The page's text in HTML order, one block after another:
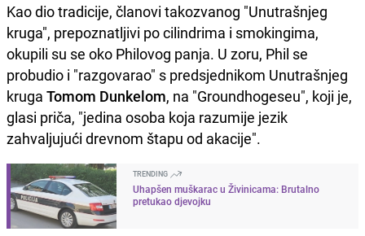
Kao dio tradicije, članovi takozvanog "Unutrašnjeg
kruga", prepoznatljivi po cilindrima i smokingima,
okupili su se oko Philovog panja. U zoru, Phil se
probudio i "razgovarao" s predsjednikom Unutrašnjeg
kruga Tomom Dunkelom, na "Groundhogeseu", koji je,
glasi priča, "jedina osoba koja razumije jezik
zahvaljujući drevnom štapu od akacije".
TRENDING
Uhapšen muškarac u Živinicama: Brutalno
pretukao djevojku